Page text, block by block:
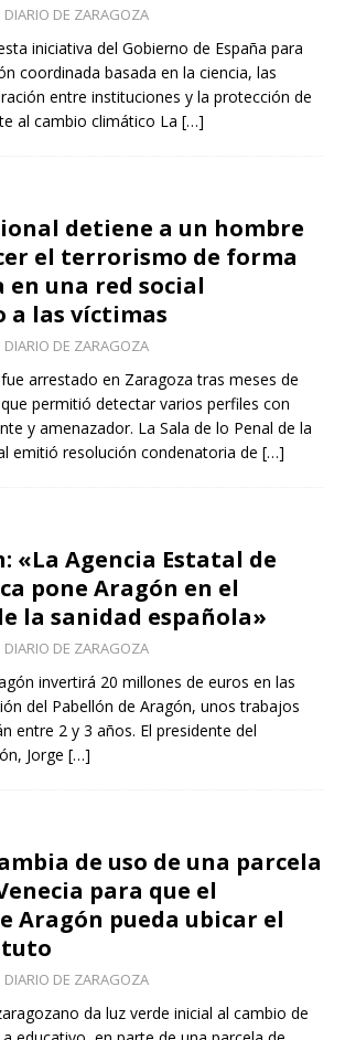
DIARIO DE ZARAGOZA
iniciativa del Gobierno de España para
coordinada basada en la ciencia, las
entre instituciones y la protección de
al cambio climático La […]
detiene a un hombre
el terrorismo de forma
una red social
a las víctimas
DIARIO DE ZARAGOZA
arrestado en Zaragoza tras meses de
permitió detectar varios perfiles con
y amenazador. La Sala de lo Penal de la
emitió resolución condenatoria de […]
«La Agencia Estatal de
pone Aragón en el
la sanidad española»
DIARIO DE ZARAGOZA
invertirá 20 millones de euros en las
del Pabellón de Aragón, unos trabajos
entre 2 y 3 años. El presidente del
Jorge […]
de uso de una parcela
para que el
Aragón pueda ubicar el
DIARIO DE ZARAGOZA
da luz verde inicial al cambio de